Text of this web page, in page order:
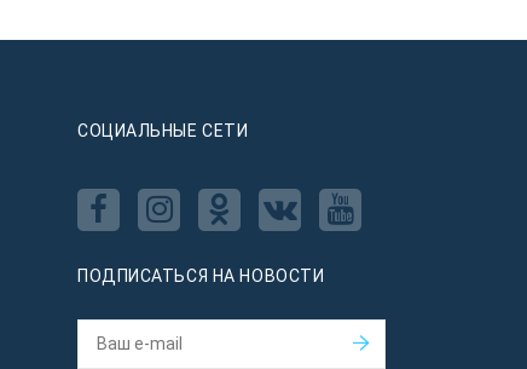
CОЦИАЛЬНЫЕ СЕТИ
ПОДПИСАТЬСЯ НА НОВОСТИ